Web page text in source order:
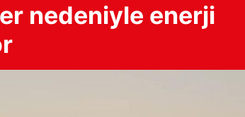
nedeniyle enerji